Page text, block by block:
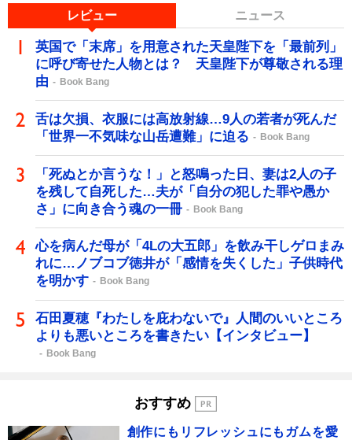
レビュー ニュース
英国で「末席」を用意された天皇陛下を「最前列」
に呼び寄せた人物とは？ 天皇陛下が尊敬される理
由
Book Bang
舌は欠損、衣服には高放射線…9人の若者が死んだ
「世界一不気味な山岳遭難」に迫る
Book Bang
「死ぬとか言うな！」と怒鳴った日、妻は2人の子
を残して自死した…夫が「自分の犯した罪や愚か
さ」に向き合う魂の一冊
Book Bang
心を病んだ母が「4Lの大五郎」を飲み干しゲロまみ
れに…ノブコブ徳井が「感情を失くした」子供時代
を明かす
Book Bang
石田夏穂『わたしを庇わないで』人間のいいところ
よりも悪いところを書きたい【インタビュー】
Book Bang
おすすめ
創作にもリフレッシュにもガムを愛